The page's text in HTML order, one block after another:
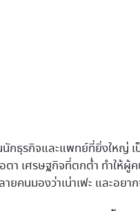
กธุรกิจและแพทย์ที่ยิ่งใหญ่
เศรษฐกิจที่ตกต่ำ ทำให้ผู้
ยคนมองว่าเน่าเฟะ และอย